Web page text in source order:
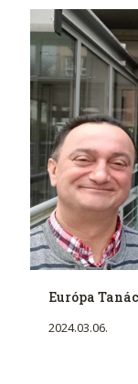
Európa
2024.03.06.